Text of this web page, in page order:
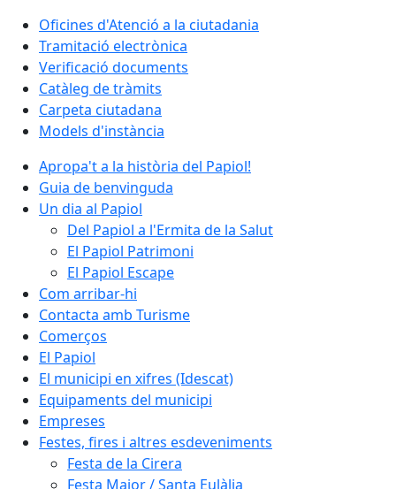
Oficines d'Atenció a la ciutadania
Tramitació electrònica
Verificació documents
Catàleg de tràmits
Carpeta ciutadana
Models d'instància
Apropa't a la història del Papiol!
Guia de benvinguda
Un dia al Papiol
Del Papiol a l'Ermita de la Salut
El Papiol Patrimoni
El Papiol Escape
Com arribar-hi
Contacta amb Turisme
Comerços
El Papiol
El municipi en xifres (Idescat)
Equipaments del municipi
Empreses
Festes, fires i altres esdeveniments
Festa de la Cirera
Festa Major / Santa Eulàlia